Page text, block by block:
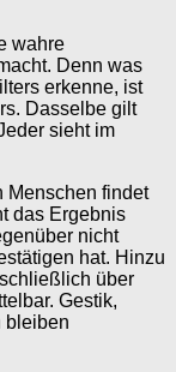
wahre
Denn was
erkenne, ist
Dasselbe gilt
sieht im
Menschen findet
das Ergebnis
nicht
hat. Hinzu
über
Gestik,
bleiben